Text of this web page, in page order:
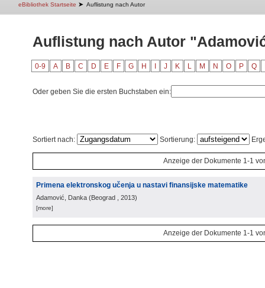
eBibliothek Startseite ➤ Auflistung nach Autor
Auflistung nach Autor
0-9 A B C D E F G H J K L M N O P Q
Oder geben Sie die ersten Buchstaben ein:
Sortiert nach: Sortierung:
Anzeige der Dokumente 1-1
Primena elektronskog učenja u nastavi finansijske matematike
Adamović, Danka (Beograd , 2013)
[more]
Anzeige der Dokumente 1-1